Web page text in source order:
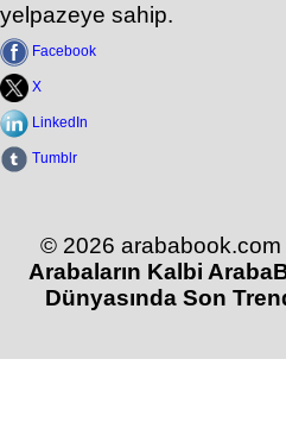
yelpazeye sahip.
Facebook
X
LinkedIn
Tumblr
© 2026 arababook.com
Arabaların Kalbi
Dünyasında Son